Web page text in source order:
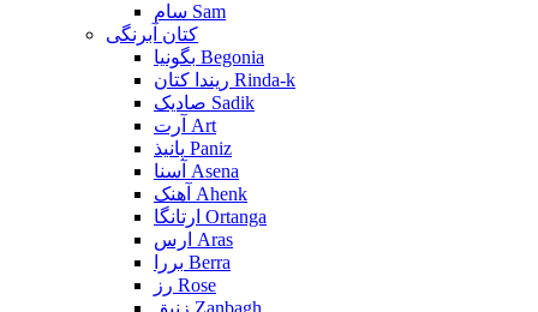
سام Sam
کتان آبرنگی
بگونیا Begonia
ریندا کتان Rinda-k
صادیک Sadik
آرت Art
پانیذ Paniz
آسنا Asena
آهنک Ahenk
ارتانگا Ortanga
ارس Aras
بررا Berra
رز Rose
زنبق Zanbagh